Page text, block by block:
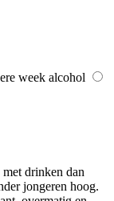
week alcohol
drinken dan
jongeren hoog.